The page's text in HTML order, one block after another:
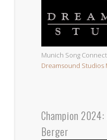
Munich Song
Dreamsound Studios
Champion
Berger